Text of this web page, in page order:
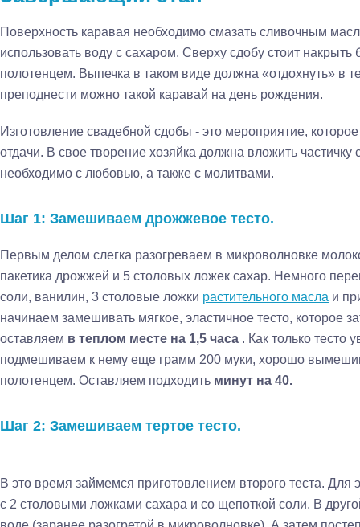
Поверхность каравая необходимо смазать сливочным
использовать воду с сахаром. Сверху сдобу стоит
полотенцем. Выпечка в таком виде должна «отдохнуть» в
преподнести можно такой каравай на день рождения.
Изготовление свадебной сдобы - это мероприятие,
отдачи. В свое творение хозяйка должна вложить
необходимо с любовью, а также с молитвами.
Шаг 1: Замешиваем дрожжевое тесто.
Первым делом слегка разогреваем в микроволновке
пакетика дрожжей и 5 столовых ложек сахар. Немного
соли, ванилин, 3 столовые ложки растительного масла и
начинаем замешивать мягкое, эластичное тесто, которое
оставляем в теплом месте на 1,5 часа . Как только тесто
подмешиваем к нему еще грамм 200 муки, хорошо
полотенцем. Оставляем подходить минут на 40.
Шаг 2: Замешиваем тертое тесто.
В это время займемся приготовлением второго теста. Для
с 2 столовыми ложками сахара и со щепоткой соли. В